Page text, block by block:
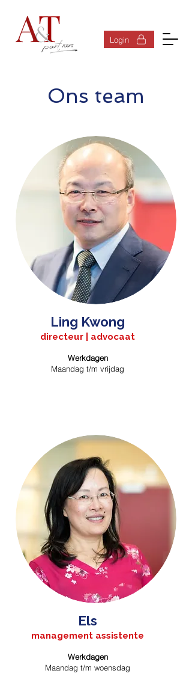
Login
Ons team
Ling Kwong
directeur | advocaat
Werkdagen
Maandag t/m vrijdag
Els
management assistente
Werkdagen
Maandag t/m woensdag